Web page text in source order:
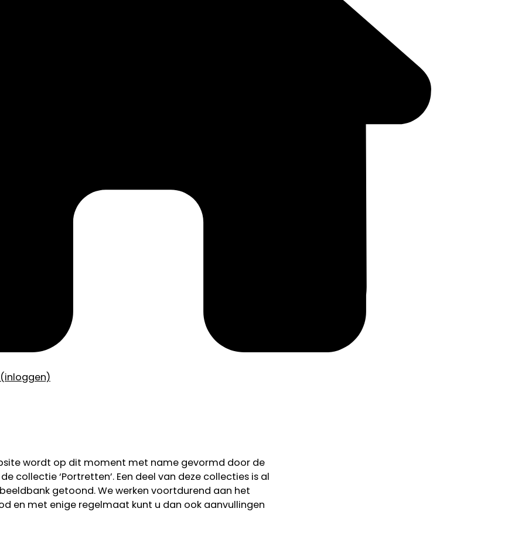
wordt op dit moment met name gevormd door de
collectie ‘Portretten’. Een deel van deze collecties is al
getoond. We werken voortdurend aan het
en met enige regelmaat kunt u dan ook aanvullingen